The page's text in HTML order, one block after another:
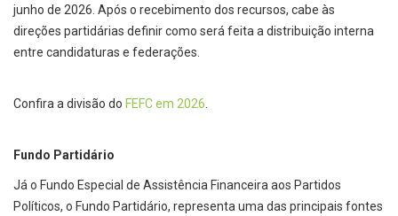
junho de 2026. Após o recebimento dos recursos, cabe às
direções partidárias definir como será feita a distribuição interna
entre candidaturas e federações.
Confira a divisão do FEFC em 2026
Fundo Partidário
Já o Fundo Especial de Assistência Financeira aos Partidos
Políticos, o Fundo Partidário, representa uma das principais fontes